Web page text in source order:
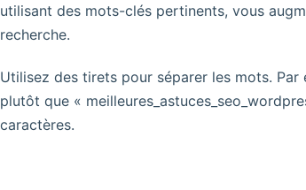
utilisant des mots-clés pertinents, vous
recherche.
Utilisez des tirets pour séparer les mots.
plutôt que «
caractères.